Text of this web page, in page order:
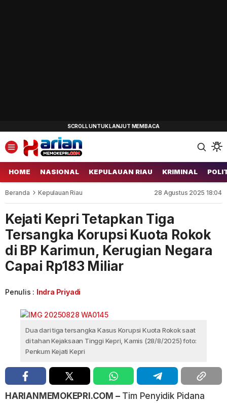
HOME NASIONAL KEPULAUAN RIAU KRIMINAL
Beranda Kepulauan Riau 28 Agustus 2025 18:04
Kejati Kepri Tetapkan Tiga
Tersangka Korupsi Kuota Rokok
di BP Karimun, Kerugian Negara
Capai Rp183 Miliar
Penulis : Indra Priyadi
Dua dari tiga tersangka Kasus Korupsi Kuota Rokok saat
di tahan Kejaksaan Tinggi Kepri, Kamis (28/8/2025) foto:
Penkum Kejati Kepri
HARIANMEMOKEPRI.COM –Tim Penyidik Pidana